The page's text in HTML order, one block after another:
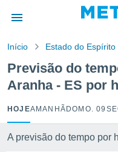
da
por
para
fornecidas
a este
Início Estado do Espírito
Previsão do
Aranha - ES por
HOJEAMANHÃ DOMO. 09
A previsão do tempo por